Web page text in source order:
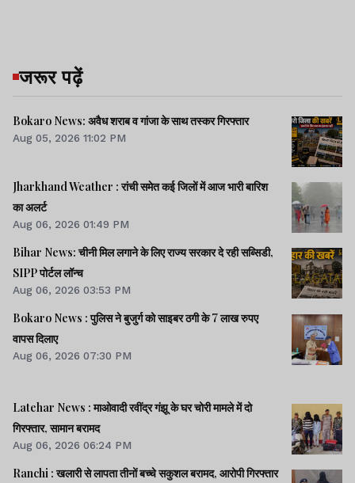
जरूर पढ़ें
Bokaro News: अवैध शराब व गांजा के साथ तस्कर गिरफ्तार
Aug 05, 2026 11:02 PM
Jharkhand Weather : रांची समेत कई जिलों में आज भारी बारिश
का अलर्ट
Aug 06, 2026 01:49 PM
Bihar News: चीनी मिल लगाने के लिए राज्य सरकार दे रही सब्सिडी,
SIPP पोर्टल लॉन्च
Aug 06, 2026 03:53 PM
Bokaro News : पुलिस ने बुजुर्ग को साइबर ठगी के 7 लाख रुपए
वापस दिलाए
Aug 06, 2026 07:30 PM
Latehar News : माओवादी रवींद्र गंझू के घर चोरी मामले में दो
गिरफ्तार, सामान बरामद
Aug 06, 2026 06:24 PM
Ranchi : खलारी से लापता तीनों बच्चे सकुशल बरामद, आरोपी गिरफ्तार